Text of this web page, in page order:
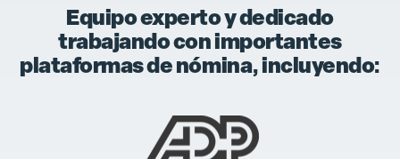
Equipo experto y dedicado
trabajando con importantes
plataformas de nómina, incluyendo: